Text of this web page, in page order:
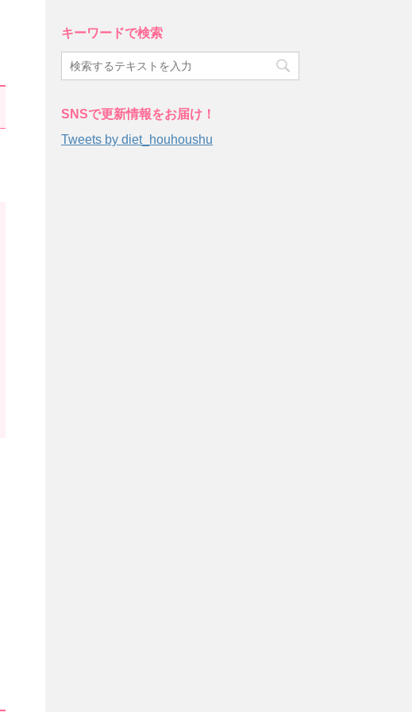
キーワードで検索
SNSで更新情報をお届け！
Tweets by diet_houhoushu